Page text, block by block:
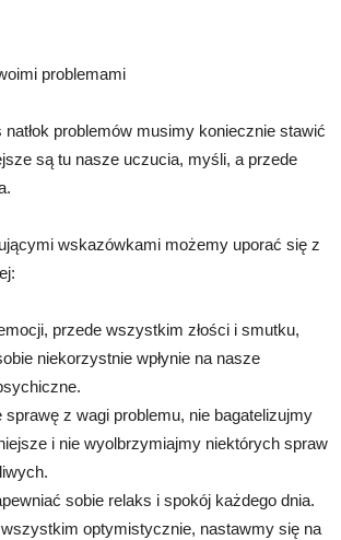
problemami
natłok problemów musimy koniecznie stawić
są tu nasze uczucia, myśli, a przede
wskazówkami możemy uporać się z
przede wszystkim złości i smutku,
niekorzystnie wpłynie na nasze
sprawę z wagi problemu, nie bagatelizujmy
i nie wyolbrzymiajmy niektórych spraw
sobie relaks i spokój każdego dnia.
optymistycznie, nastawmy się na